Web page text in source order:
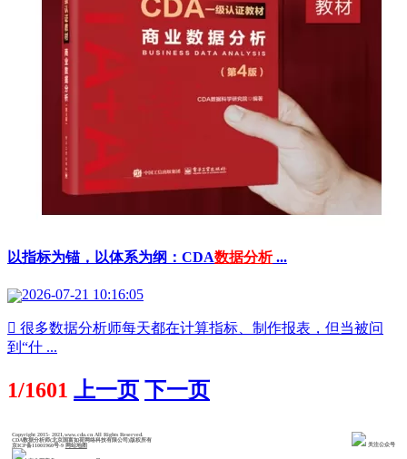
以指标为锚，以体系为纲：CDA数据分析...
2026-07-21 10:16:05
 很多数据分析师每天都在计算指标、制作报表，但当被问
到“什 ...
1/1601 上一页 下一页
Copyright 2015- 2021,www.cda.cn All Rights Reserved.
CDA数据分析师(北京国富如荷网络科技有限公司)版权所有
京ICP备11001960号-9 网站地图 关注公众号